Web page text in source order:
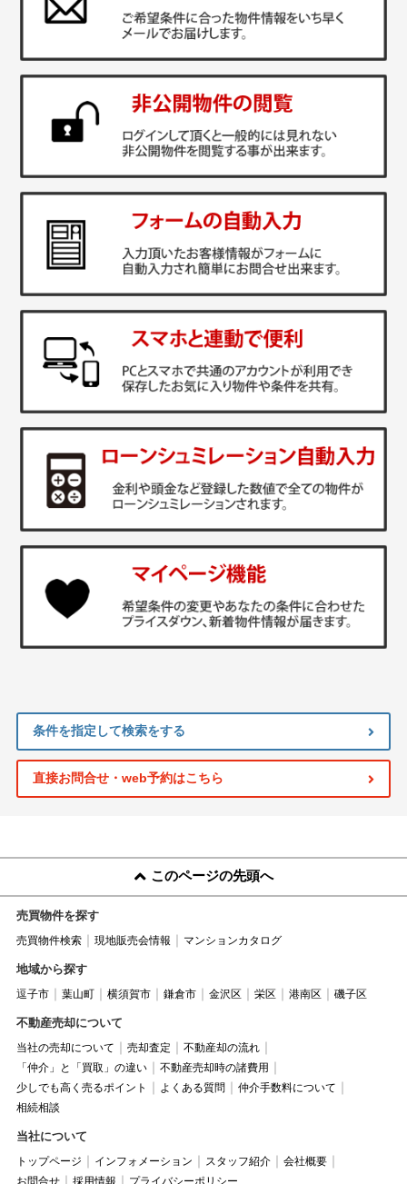
条件を指定して検索をする
直接お問合せ・web予約はこちら
このページの先頭へ
売買物件を探す
売買物件検索 現地販売会情報 マンションカタログ
地域から探す
逗子市 葉山町 横須賀市 鎌倉市 金沢区 栄区 港南区 磯子区
不動産売却について
当社の売却について 売却査定
不動産却の流れ
「仲介」と「買取」の違い
不動産売却時の諸費用
少しでも高く売るポイント
よくある質問
仲介手数料について
相続相談
当社について
トップページ インフォメーション スタッフ紹介
会社概要
お問合せ
採用情報 プライバシーポリシー